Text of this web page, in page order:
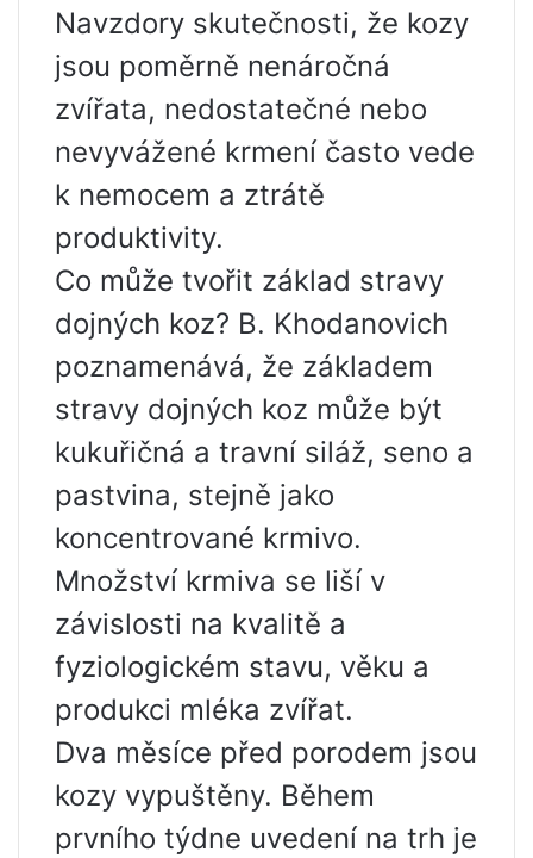
Navzdory skutečnosti, že kozy
jsou poměrně nenáročná
zvířata, nedostatečné nebo
nevyvážené krmení často vede
k nemocem a ztrátě
produktivity.
Co může tvořit základ stravy
dojných koz? B. Khodanovich
poznamenává, že základem
stravy dojných koz může být
kukuřičná a travní siláž, seno a
pastvina, stejně jako
koncentrované krmivo.
Množství krmiva se liší v
závislosti na kvalitě a
fyziologickém stavu, věku a
produkci mléka zvířat.
Dva měsíce před porodem jsou
kozy vypuštěny. Během
prvního týdne uvedení na trh je